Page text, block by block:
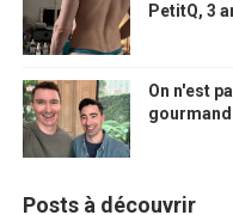
PetitQ, 3
On n'est
Posts à découvrir